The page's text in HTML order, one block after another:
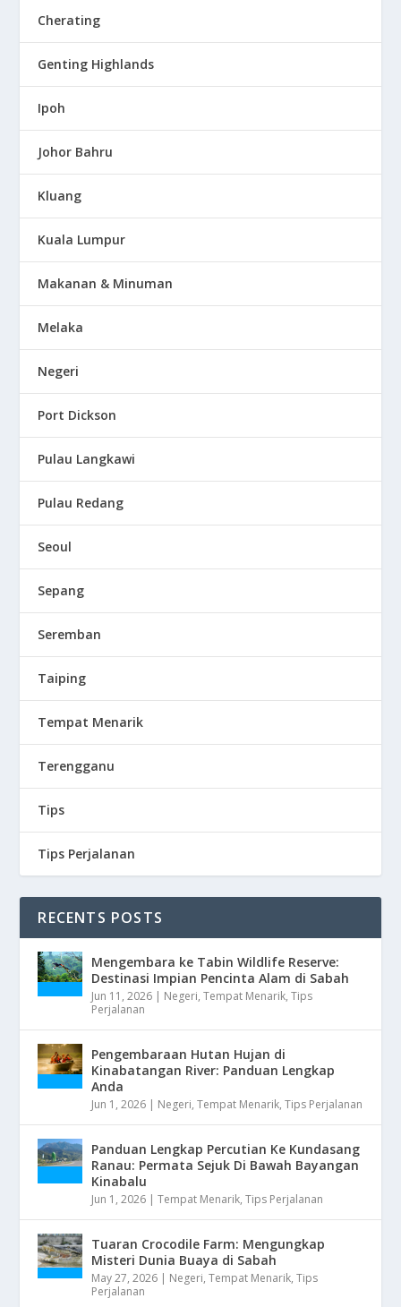
Cherating
Genting Highlands
Ipoh
Johor Bahru
Kluang
Kuala Lumpur
Makanan & Minuman
Melaka
Negeri
Port Dickson
Pulau Langkawi
Pulau Redang
Seoul
Sepang
Seremban
Taiping
Tempat Menarik
Terengganu
Tips
Tips Perjalanan
RECENTS POSTS
Mengembara ke Tabin Wildlife Reserve:
Destinasi Impian Pencinta Alam di Sabah
Jun 11, 2026 Negeri,Tempat Menarik,Tips
Perjalanan
Pengembaraan Hutan Hujan di
Kinabatangan River: Panduan Lengkap
Anda
Jun 1, 2026 Negeri,Tempat Menarik,Tips Perjalanan
Panduan Lengkap Percutian Ke Kundasang
Ranau: Permata Sejuk Di Bawah Bayangan
Kinabalu
Jun 1, 2026 |Tempat Menarik,Tips Perjalanan
Tuaran Crocodile Farm: Mengungkap
Misteri Dunia Buaya di Sabah
May 27, 2026 Negeri,Tempat Menarik,Tips
Perjalanan